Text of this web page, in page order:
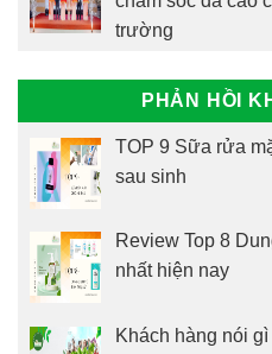
trường
PHẢN HỒI
TOP 9 Sữa rửa
sau sinh
Review Top 8
nhất hiện nay
Khách hàng nói gì